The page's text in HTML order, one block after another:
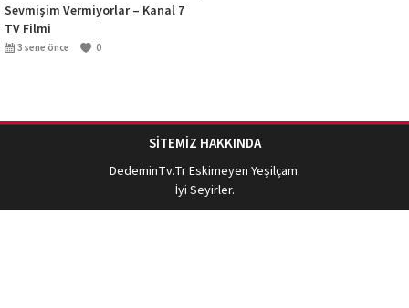
Sevmişim Vermiyorlar – Kanal 7
TV Filmi
3 sene önce 0
SİTEMİZ HAKKINDA
DedeminTv.TrEskimeyen Yeşilçam.
İyi Seyirler.